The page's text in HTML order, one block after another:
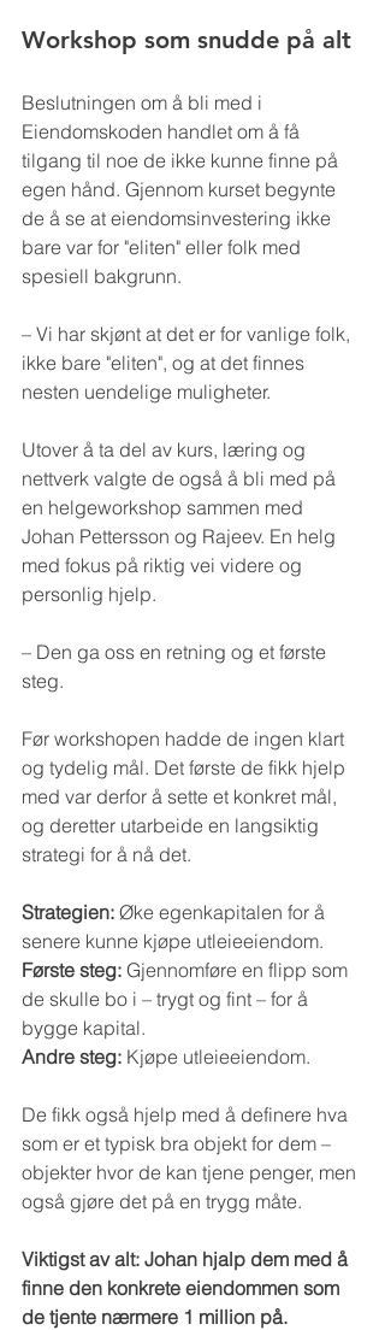
Workshop som snudde på alt
Beslutningen om å bli med i
Eiendomskoden handlet om å få
tilgang til noe de ikke kunne finne på
egen hånd. Gjennom kurset begynte
de å se at eiendomsinvestering ikke
bare var for "eliten" eller folk med
spesiell bakgrunn.
– Vi har skjønt at det er for vanlige folk,
ikke bare "eliten", og at det finnes
nesten uendelige muligheter.
Utover å ta del av kurs, læring og
nettverk valgte de også å bli med på
en helgeworkshop sammen med
Johan Pettersson og Rajeev. En helg
med fokus på riktig vei videre og
personlig hjelp.
– Den ga oss en retning og et første
steg.
Før workshopen hadde de ingen klart
og tydelig mål. Det første de fikk hjelp
med var derfor å sette et konkret mål,
og deretter utarbeide en langsiktig
strategi for å nå det.
Strategien: Øke egenkapitalen for å
senere kunne kjøpe utleieeiendom.
Første steg: Gjennomføre en flipp som
de skulle bo i – trygt og fint – for å
bygge kapital.
Andre steg: Kjøpe utleieeiendom.
De fikk også hjelp med å definere hva
som er et typisk bra objekt for dem –
objekter hvor de kan tjene penger, men
også gjøre det på en trygg måte.
Viktigst av alt: Johan hjalp dem med å
finne den konkrete eiendommen som
de tjente nærmere 1 million på.